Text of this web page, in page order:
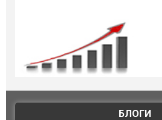
БЛОГИ